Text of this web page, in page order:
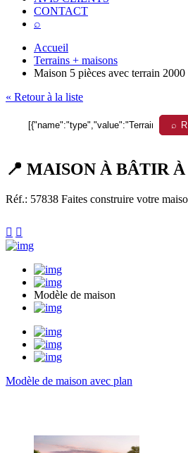
CONTACT
⌕
Accueil
Terrains + maisons
Maison 5 pièces avec terrain
« Retour à la liste
⌕
📍 MAISON À BÂTIR
Réf.: 57838 Faites construire votre
 
Modèle de maison
Modèle de maison avec plan